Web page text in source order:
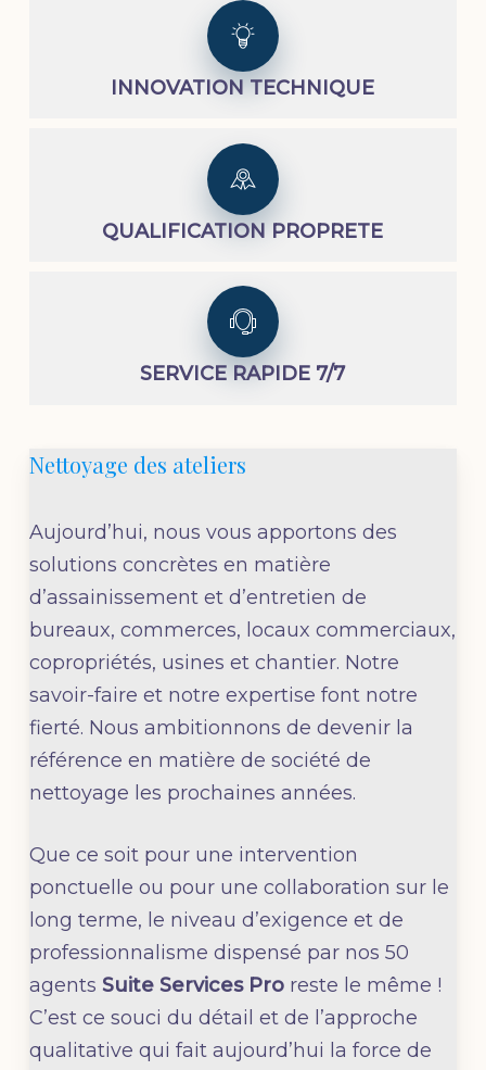
INNOVATION TECHNIQUE
QUALIFICATION PROPRETE
SERVICE RAPIDE 7/7
Nettoyage des ateliers
Aujourd’hui, nous vous apportons des
solutions concrètes en matière
d’assainissement et d’entretien de
bureaux, commerces, locaux commerciaux,
copropriétés, usines et chantier. Notre
savoir-faire et notre expertise font notre
fierté. Nous ambitionnons de devenir la
référence en matière de société de
nettoyage les prochaines années.
Que ce soit pour une intervention
ponctuelle ou pour une collaboration sur le
long terme, le niveau d’exigence et de
professionnalisme dispensé par nos 50
agents Suite Services Proreste le même !
C’est ce souci du détail et de l’approche
qualitative qui fait aujourd’hui la force de